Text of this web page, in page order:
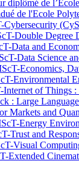
diplômé de
de l'Ecole
Double Degree
Data and
Data Science
Economics,
Environmental
of Things
: Large
Markets and
Energy
Trust and
Visual
Extended